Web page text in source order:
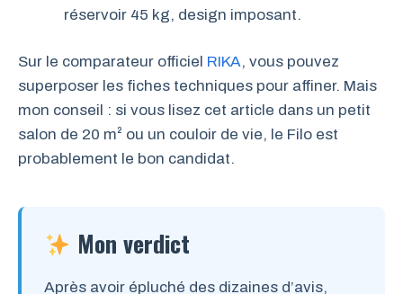
réservoir 45 kg, design imposant.
Sur le comparateur officiel RIKA, vous pouvez
superposer les fiches techniques pour affiner. Mais
mon conseil : si vous lisez cet article dans un petit
salon de 20 m² ou un couloir de vie, le Filo est
probablement le bon candidat.
Mon verdict
Après avoir épluché des dizaines d’avis,